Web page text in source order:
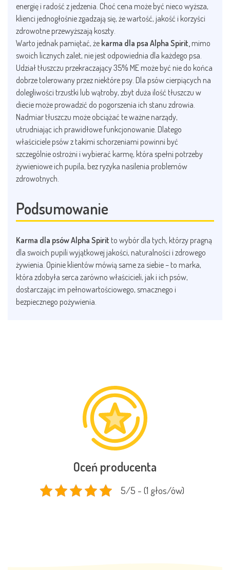
energię i radość z jedzenia. Choć cena może być nieco wyższa,
klienci jednogłośnie zgadzają się, że wartość, jakość i korzyści
zdrowotne przewyższają koszty.
Warto jednak pamiętać, że karma dla psa Alpha Spirit, mimo
swoich licznych zalet, nie jest odpowiednia dla każdego psa.
Udział tłuszczu przekraczający 35% ME może być nie do końca
dobrze tolerowany przez niektóre psy. Dla psów cierpiących na
dolegliwości trzustki lub wątroby, zbyt duża ilość tłuszczu w
diecie może prowadzić do pogorszenia ich stanu zdrowia.
Nadmiar tłuszczu może obciążać te ważne narządy,
utrudniając ich prawidłowe funkcjonowanie. Dlatego
właściciele psów z takimi schorzeniami powinni być
szczególnie ostrożni i wybierać karmę, która spełni potrzeby
żywieniowe ich pupila, bez ryzyka nasilenia problemów
zdrowotnych.
Podsumowanie
Karma dla psów Alpha Spirit to wybór dla tych, którzy pragną
dla swoich pupili wyjątkowej jakości, naturalności i zdrowego
żywienia. Opinie klientów mówią same za siebie – to marka,
która zdobyła serca zarówno właścicieli, jak i ich psów,
dostarczając im pełnowartościowego, smacznego i
bezpiecznego pożywienia.
Oceń producenta
5/5 - (1 głos/ów)